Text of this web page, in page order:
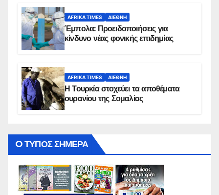
AFRIKA TIMES ΔΙΕΘΝΉ
Έμπολα: Προειδοποιήσεις για
κίνδυνο νέας φονικής επιδημίας
AFRIKA TIMES ΔΙΕΘΝΉ
Η Τουρκία στοχεύει τα αποθέματα
ουρανίου της Σομαλίας
O ΤΥΠΟΣ ΣΗΜΕΡΑ